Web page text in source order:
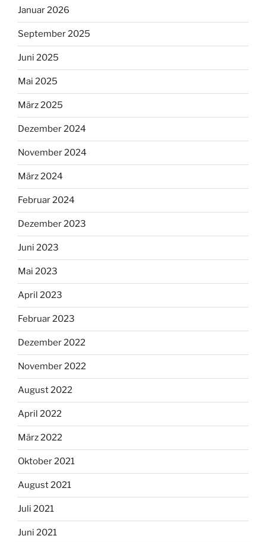
Januar 2026
September 2025
Juni 2025
Mai 2025
März 2025
Dezember 2024
November 2024
März 2024
Februar 2024
Dezember 2023
Juni 2023
Mai 2023
April 2023
Februar 2023
Dezember 2022
November 2022
August 2022
April 2022
März 2022
Oktober 2021
August 2021
Juli 2021
Juni 2021